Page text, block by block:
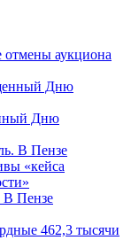
аукциона
Дню
В Пензе